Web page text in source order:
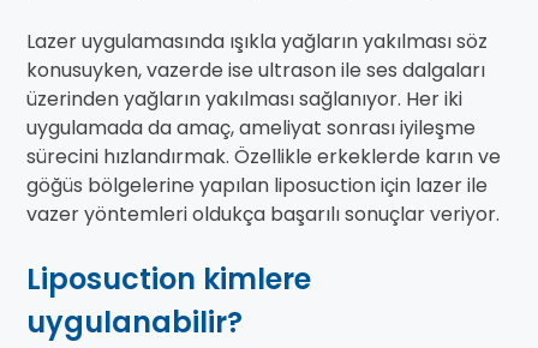
Lazer uygulamasında ışıkla yağların yakılması söz
konusuyken, vazerde ise ultrason ile ses dalgaları
üzerinden yağların yakılması sağlanıyor. Her iki
uygulamada da amaç, ameliyat sonrası iyileşme
sürecini hızlandırmak. Özellikle erkeklerde karın ve
göğüs bölgelerine yapılan liposuction için lazer ile
vazer yöntemleri oldukça başarılı sonuçlar veriyor.
Liposuction kimlere
uygulanabilir?